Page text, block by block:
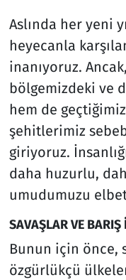
Aslında her yeni
heyecanla
inanıyoruz.
bölgemizdeki ve
hem de
şehitlerimiz
giriyoruz.
daha huzurlu,
umudumuzu
SAVAŞLAR VE
Bunun için önce,
özgürlükçü